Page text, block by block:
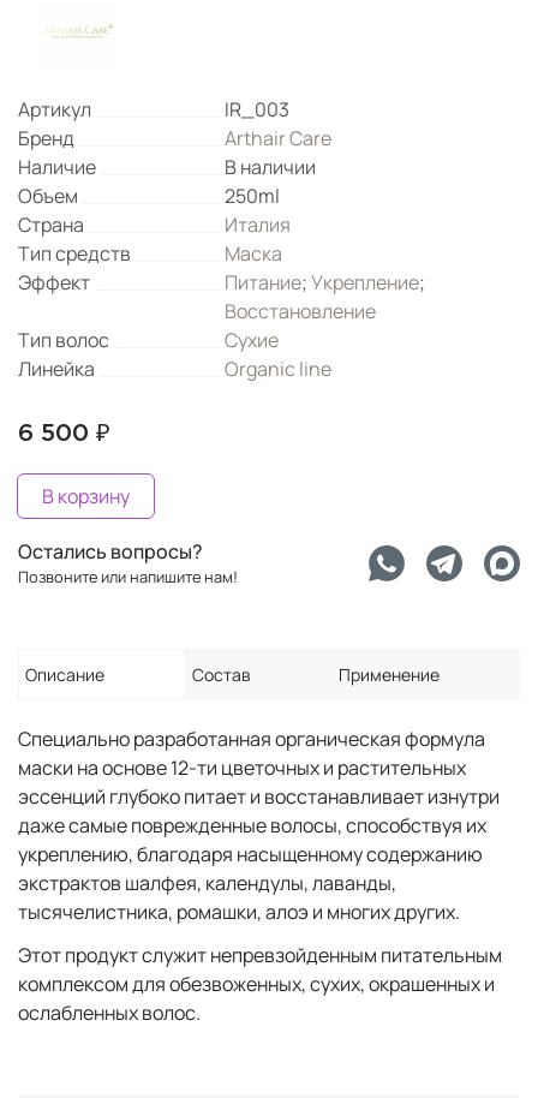
Артикул
IR_003
Бренд
Arthair Care
Наличие
В наличии
Объем
250ml
Страна
Италия
Тип средств
Маска
Эффект
Питание;Укрепление;
Восстановление
Тип волос
Сухие
Линейка
Organic line
6 500 ₽
В корзину
Остались вопросы?
Позвоните или напишите нам!
Описание Состав Применение
Специально разработанная органическая формула
маски на основе 12-ти цветочных и растительных
эссенций глубоко питает и восстанавливает изнутри
даже самые поврежденные волосы, способствуя их
укреплению, благодаря насыщенному содержанию
экстрактов шалфея, календулы, лаванды,
тысячелистника, ромашки, алоэ и многих других.
Этот продукт служит непревзойденным питательным
комплексом для обезвоженных, сухих, окрашенных и
ослабленных волос.